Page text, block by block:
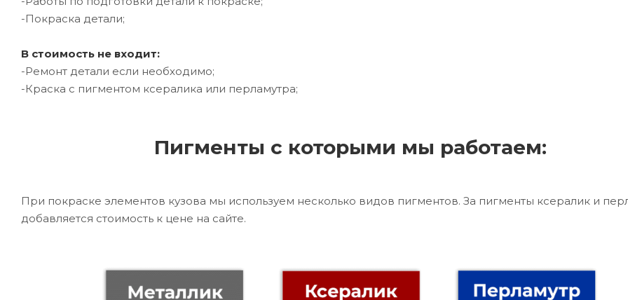
-Покраска детали;
В стоимость не входит:
-Ремонт детали если необходимо;
-Краска с пигментом ксералика или перламутра;
Пигменты с которыми мы работаем:
При покраске элементов кузова мы используем несколько видов пигментов. За пигменты ксералик и
добавляется стоимость к цене на сайте.